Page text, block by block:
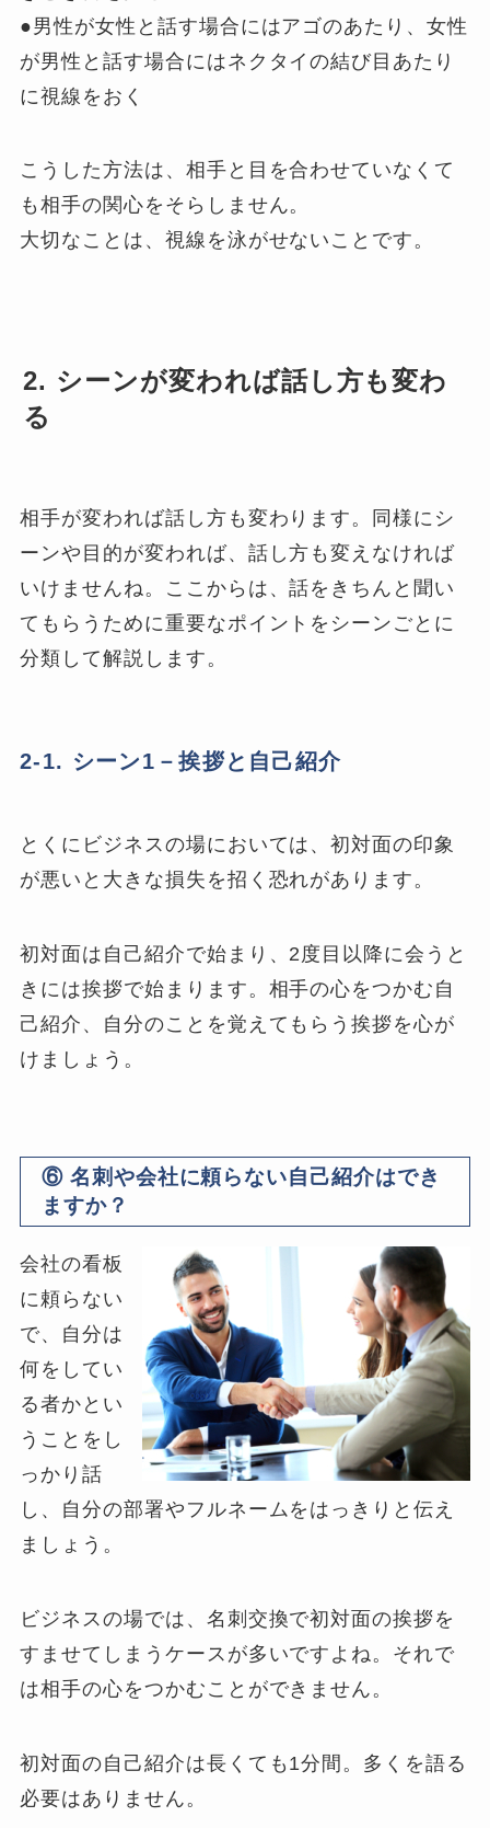
●男性が女性と話す場合にはアゴのあたり、女性
が男性と話す場合にはネクタイの結び目あたり
に視線をおく
こうした方法は、相手と目を合わせていなくて
も相手の関心をそらしません。
大切なことは、視線を泳がせないことです。
2. シーンが変われば話し方も変わ
る
相手が変われば話し方も変わります。同様にシ
ーンや目的が変われば、話し方も変えなければ
いけませんね。ここからは、話をきちんと聞い
てもらうために重要なポイントをシーンごとに
分類して解説します。
2-1. シーン1－挨拶と自己紹介
とくにビジネスの場においては、初対面の印象
が悪いと大きな損失を招く恐れがあります。
初対面は自己紹介で始まり、2度目以降に会うと
きには挨拶で始まります。相手の心をつかむ自
己紹介、自分のことを覚えてもらう挨拶を心が
けましょう。
⑥ 名刺や会社に頼らない自己紹介はでき
ますか？
会社の看板
に頼らない
で、自分は
何をしてい
る者かとい
うことをし
っかり話
し、自分の部署やフルネームをはっきりと伝え
ましょう。
ビジネスの場では、名刺交換で初対面の挨拶を
すませてしまうケースが多いですよね。それで
は相手の心をつかむことができません。
初対面の自己紹介は長くても1分間。多くを語る
必要はありません。